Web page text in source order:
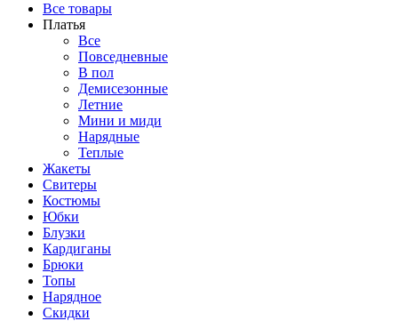
Все товары
Платья
Все
Повседневные
В пол
Демисезонные
Летние
Мини и миди
Нарядные
Теплые
Жакеты
Свитеры
Костюмы
Юбки
Блузки
Кардиганы
Брюки
Топы
Нарядное
Скидки